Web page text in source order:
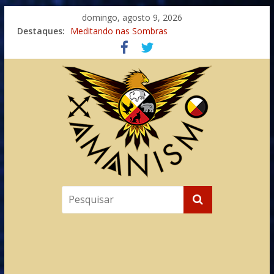
domingo, agosto 9, 2026
Destaques: Meditando nas Sombras
Autosuficiência: A Jornada do Espírito Ancestral
Xamanismo Universal
Totens – Caminho Espiritual – Crescimento
Imaginação na Cura